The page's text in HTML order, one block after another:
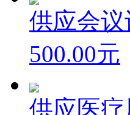
供应会
500.00元